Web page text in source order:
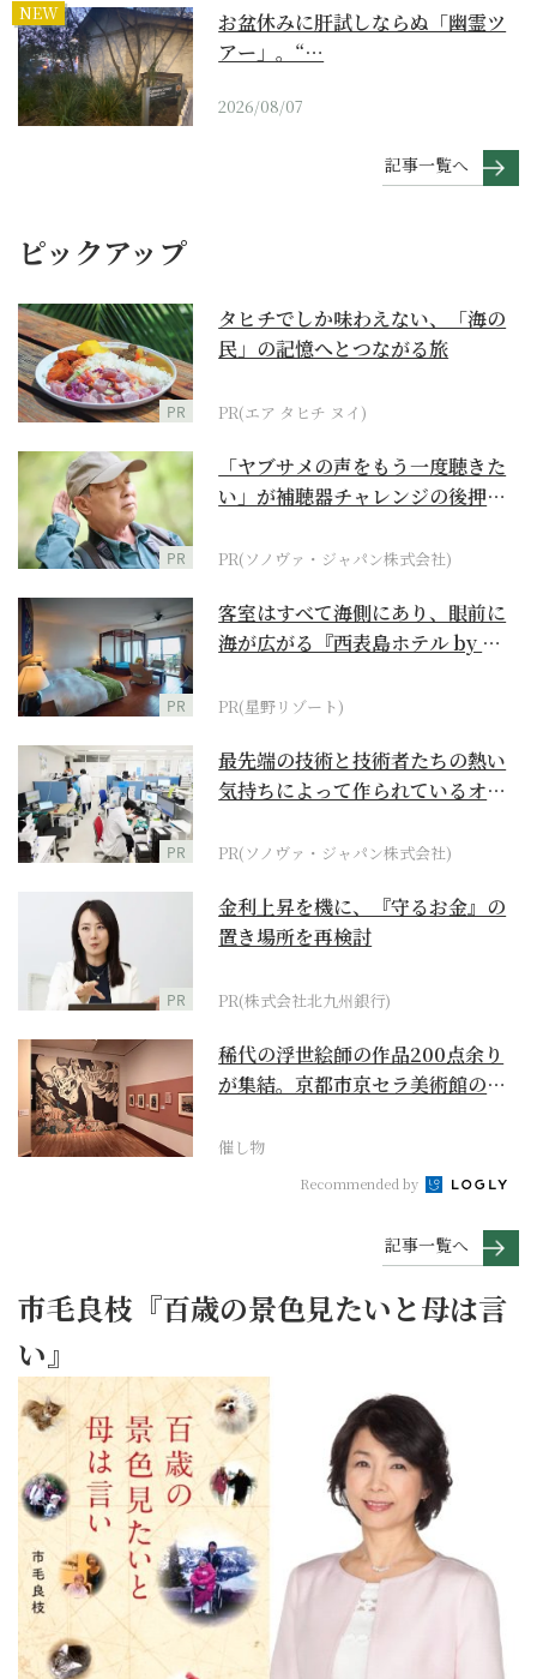
NEW
お盆休みに肝試しならぬ「幽霊ツ
アー」。“…
2026/08/07
記事一覧へ
ピックアップ
PR
タヒチでしか味わえない、「海の
民」の記憶へとつながる旅
PR(エア タヒチ ヌイ)
PR
「ヤブサメの声をもう一度聴きた
い」が補聴器チャレンジの後押し
PR(ソノヴァ・ジャパン株式会社)
PR
客室はすべて海側にあり、眼前に
海が広がる『西表島ホテル by 星
PR(星野リゾート)
PR
最先端の技術と技術者たちの熱い
気持ちによって作られているオー
PR(ソノヴァ・ジャパン株式会社)
PR
金利上昇を機に、『守るお金』の
置き場所を再検討
PR(株式会社北九州銀行)
稀代の浮世絵師の作品200点余り
が集結。京都市京セラ美術館の
催し物
Recommended by
記事一覧へ
市毛良枝『百歳の景色見たいと母は言
い』